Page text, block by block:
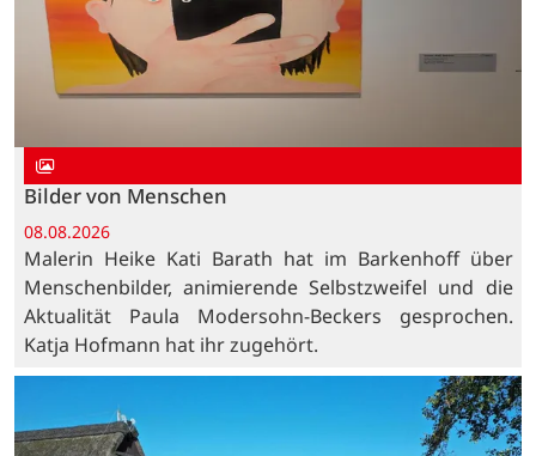
Bilder von Menschen
08.08.2026
Malerin Heike Kati Barath hat im Barkenhoff über
Menschenbilder, animierende Selbstzweifel und die
Aktualität Paula Modersohn-Beckers gesprochen.
Katja Hofmann hat ihr zugehört.